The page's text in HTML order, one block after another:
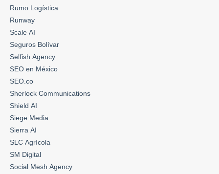
Rumo Logística
Runway
Scale AI
Seguros Bolívar
Selfish Agency
SEO en México
SEO.co
Sherlock Communications
Shield AI
Siege Media
Sierra AI
SLC Agrícola
SM Digital
Social Mesh Agency